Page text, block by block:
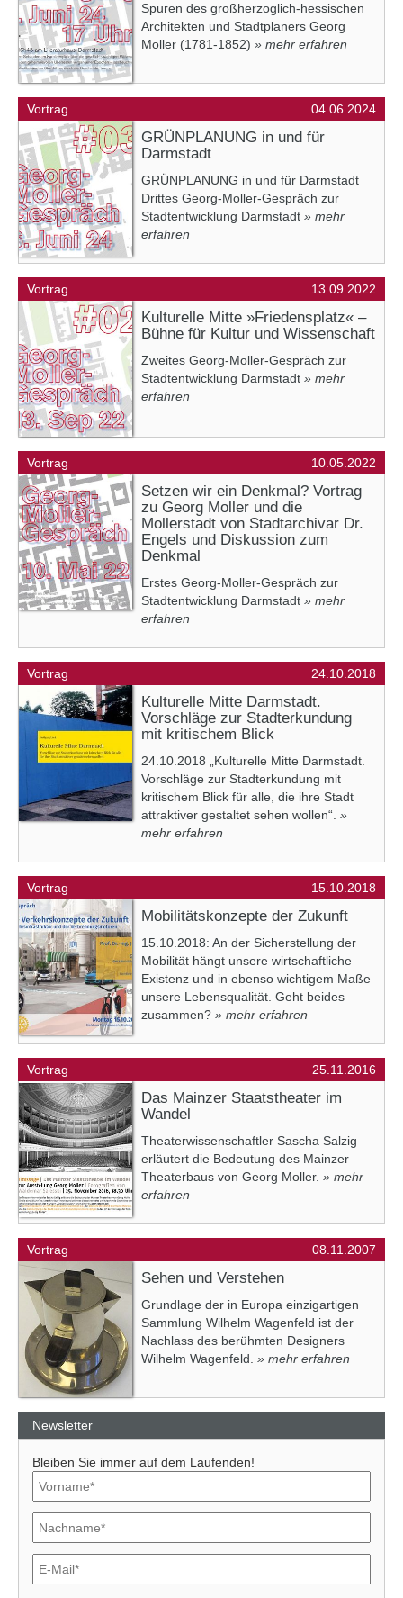
Spuren des großherzoglich-hessischen
Architekten und Stadtplaners Georg
Moller (1781-1852) » mehr erfahren
Vortrag 04.06.2024
GRÜNPLANUNG in und für
Darmstadt
GRÜNPLANUNG in und für Darmstadt
Drittes Georg-Moller-Gespräch zur
Stadtentwicklung Darmstadt » mehr
erfahren
Vortrag 13.09.2022
Kulturelle Mitte »Friedensplatz« –
Bühne für Kultur und Wissenschaft
Zweites Georg-Moller-Gespräch zur
Stadtentwicklung Darmstadt » mehr
erfahren
Vortrag 10.05.2022
Setzen wir ein Denkmal? Vortrag
zu Georg Moller und die
Mollerstadt von Stadtarchivar Dr.
Engels und Diskussion zum
Denkmal
Erstes Georg-Moller-Gespräch zur
Stadtentwicklung Darmstadt » mehr
erfahren
Vortrag 24.10.2018
Kulturelle Mitte Darmstadt.
Vorschläge zur Stadterkundung
mit kritischem Blick
24.10.2018 „Kulturelle Mitte Darmstadt.
Vorschläge zur Stadterkundung mit
kritischem Blick für alle, die ihre Stadt
attraktiver gestaltet sehen wollen“. »
mehr erfahren
Vortrag 15.10.2018
Mobilitätskonzepte der Zukunft
15.10.2018: An der Sicherstellung der
Mobilität hängt unsere wirtschaftliche
Existenz und in ebenso wichtigem Maße
unsere Lebensqualität. Geht beides
zusammen? » mehr erfahren
Vortrag 25.11.2016
Das Mainzer Staatstheater im
Wandel
Theaterwissenschaftler Sascha Salzig
erläutert die Bedeutung des Mainzer
Theaterbaus von Georg Moller. » mehr
erfahren
Vortrag 08.11.2007
Sehen und Verstehen
Grundlage der in Europa einzigartigen
Sammlung Wilhelm Wagenfeld ist der
Nachlass des berühmten Designers
Wilhelm Wagenfeld. » mehr erfahren
Newsletter
Bleiben Sie immer auf dem Laufenden!